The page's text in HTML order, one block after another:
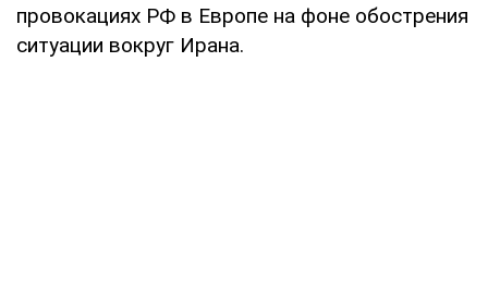
провокациях РФ в Европе на фоне обострения
ситуации вокруг Ирана.